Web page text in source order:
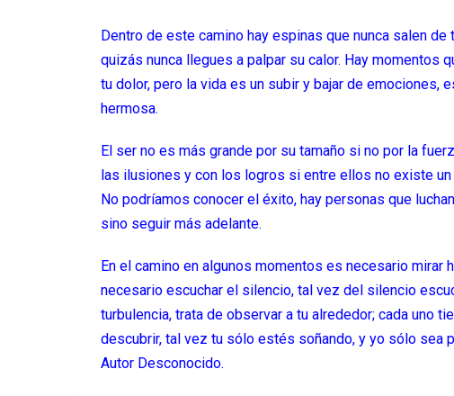
Dentro de este camino hay espinas que nunca salen
quizás nunca llegues a palpar su calor. Hay momentos
tu dolor, pero la vida es un subir y bajar de emociones,
hermosa.
El ser no es más grande por su tamaño si no por la
las ilusiones y con los logros si entre ellos no existe
No podríamos conocer el éxito, hay personas que
sino seguir más adelante.
En el camino en algunos momentos es necesario mirar
necesario escuchar el silencio, tal vez del silencio
turbulencia, trata de observar a tu alrededor; cada uno
descubrir, tal vez tu sólo estés soñando, y yo sólo sea
Autor Desconocido.